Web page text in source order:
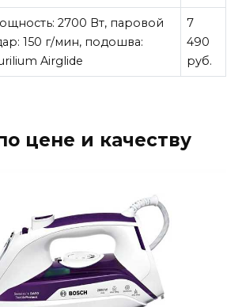
2700 Вт, паровой
150 г/мин, подошва:
Airglide
7
490
руб.
цене и качеству